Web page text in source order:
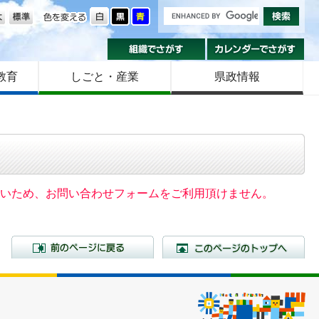
色を変える
大きさ
組織でさがす
育 しごと・産業 県政情報
ため、お問い合わせフォームをご利用頂けません。
前のページに戻る